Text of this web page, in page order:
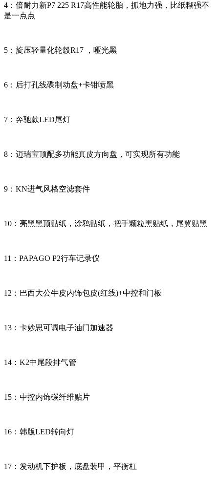
4：倍耐力新P7 225 R17高性能轮胎，抓地力强，比纸糊强不
是一点点
5： 旋压轻量化轮毂R17 ，哑光黑
6：后打孔线碟制动盘+卡钳喷黑
7：奔驰款LED尾灯
8：迈瑞宝顶配多功能真皮方向盘，可实现所有功能
9：KN进气风格空滤套件
10：亮黑黑顶贴纸，涂鸦贴纸，把手颗粒黑贴纸，尾翼贴黑
11：PAPAGO P2行车记录仪
12：巴西大公牛皮内饰包皮(红线)+中控和门板
13：卡妙思可调电子油门加速器
14：K2中尾段排气管
15：中控内饰碳纤维贴片
16：韩版LED转向灯
17：发动机下护板，底盘装甲，平衡杠